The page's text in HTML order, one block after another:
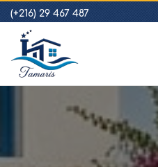
(+216) 29 467 487